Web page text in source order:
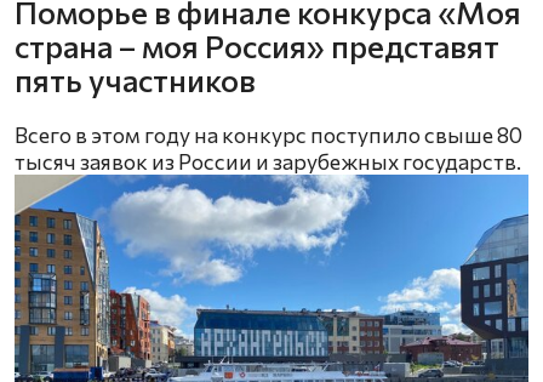
Поморье в финале конкурса «Моя
страна – моя Россия» представят
пять участников
Всего в этом году на конкурс поступило свыше 80
тысяч заявок из России и зарубежных государств.